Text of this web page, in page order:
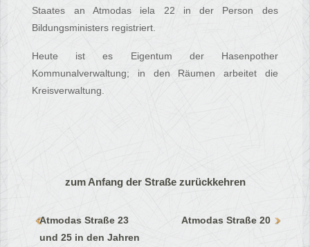
Staates an Atmodas iela 22 in der Person des
Bildungsministers registriert.
Heute ist es Eigentum der Hasenpother
Kommunalverwaltung; in den Räumen arbeitet die
Kreisverwaltung.
zum Anfang der Straße zurückkehren
Atmodas Straße 23
und 25 in den Jahren
Atmodas Straße 20